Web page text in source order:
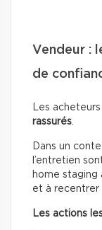
Vendeur :
de
Les
rassurés.
Dans un
l’entretien
home staging
et à recentrer
Les actions